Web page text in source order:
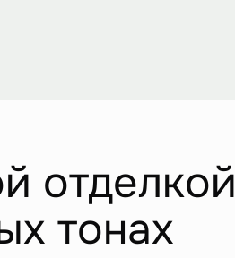
отделкой
тонах